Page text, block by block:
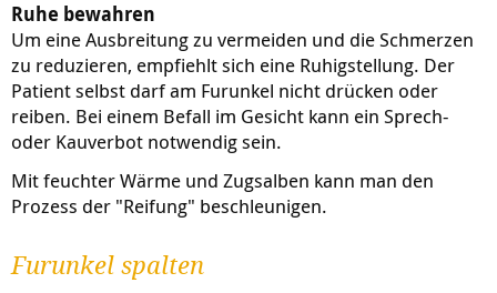
Ruhe bewahren
Um eine Ausbreitung zu vermeiden und die Schmerzen
zu reduzieren, empfiehlt sich eine Ruhigstellung. Der
Patient selbst darf am Furunkel nicht drücken oder
reiben. Bei einem Befall im Gesicht kann ein Sprech-
oder Kauverbot notwendig sein.
Mit feuchter Wärme und Zugsalben kann man den
Prozess der "Reifung" beschleunigen.
Furunkel spalten